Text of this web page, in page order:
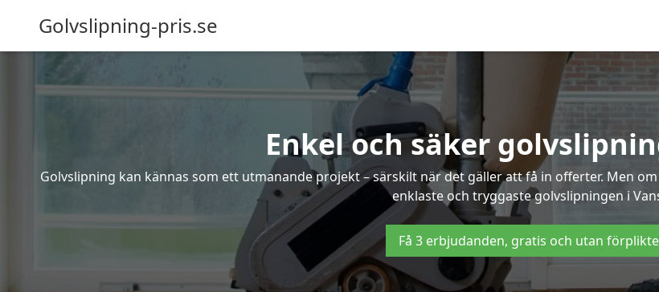
Golvslipning-pris.se
Enkel och säker
Golvslipning kan kännas som ett utmanande projekt – särskilt när det gäller att få in offerter. Men
enklaste och tryggaste golvslipningen i
Få 3 erbjudanden, gratis och utan